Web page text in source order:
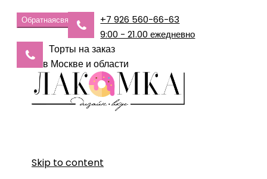
Обратнаясвязь
+7 926 560-66-63
9:00 - 21.00 ежедневно
Торты на заказ
в Москве и области
Skip to content